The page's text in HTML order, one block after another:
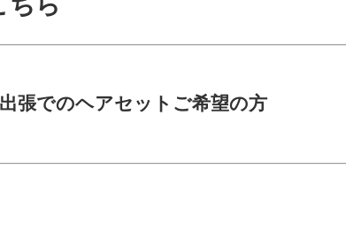
張でのヘアセットご希望の方